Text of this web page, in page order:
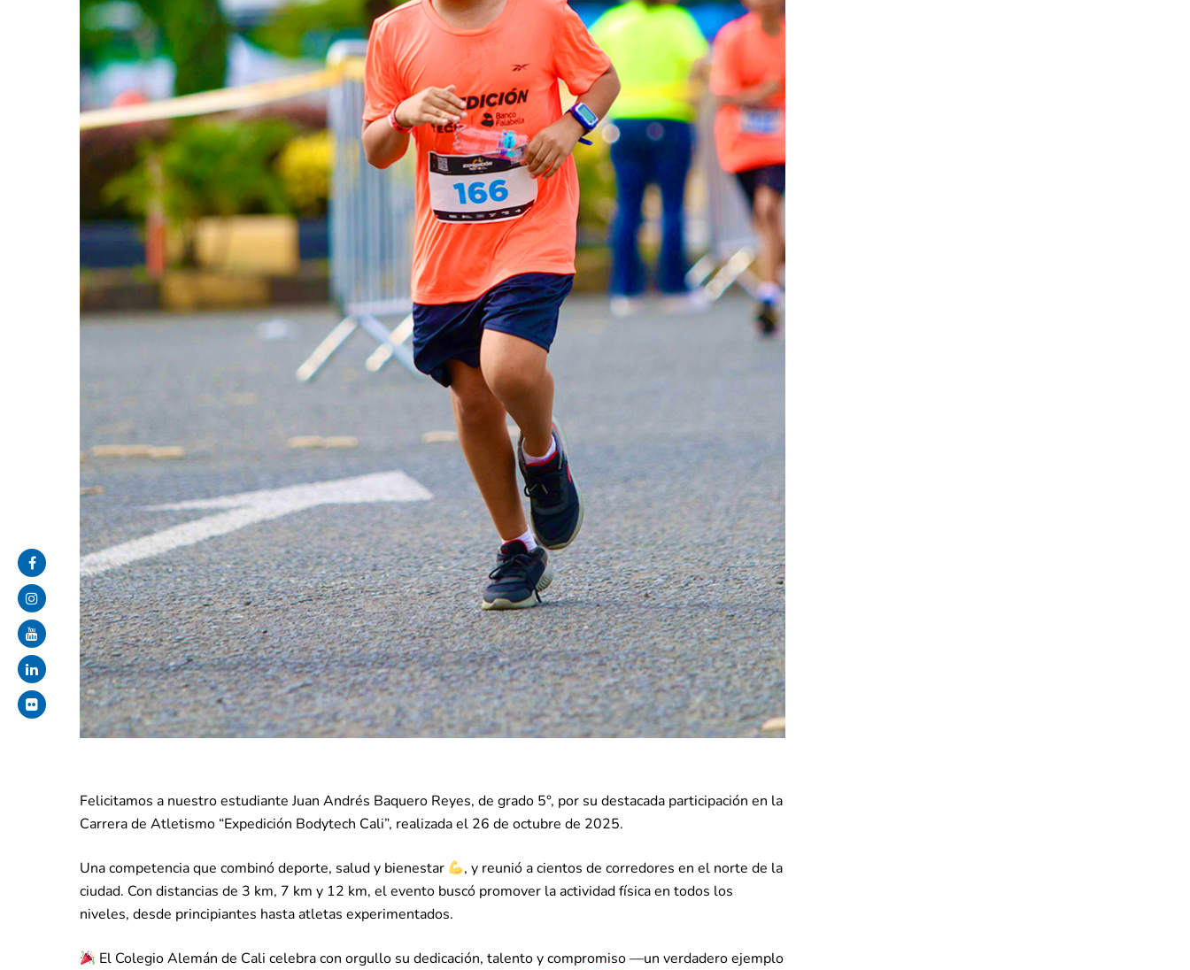
Felicitamos a nuestro estudiante Juan Andrés Baquero Reyes, de grado 5°, por su destacada participación en la
Carrera de Atletismo “Expedición Bodytech Cali”, realizada el 26 de octubre de 2025.
Una competencia que combinó deporte, salud y bienestar
, y reunió a cientos de corredores en el norte de la
ciudad. Con distancias de 3 km, 7 km y 12 km, el evento buscó promover la actividad física en todos los
niveles, desde principiantes hasta atletas experimentados.
El Colegio Alemán de Cali celebra con orgullo su dedicación, talento y compromiso —un verdadero ejemplo